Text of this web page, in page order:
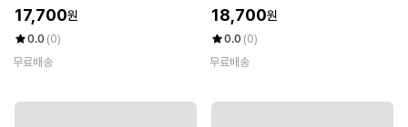
B)
17,700원
0.0 (0)
무료배송
DZP5)
18,700원
0.0 (0)
무료배송